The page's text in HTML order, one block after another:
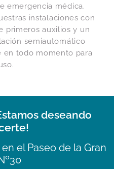
emergencia médica.
instalaciones con
primeros auxilios y un
semiautomático
en todo momento para
deseando
el Paseo de la Gran